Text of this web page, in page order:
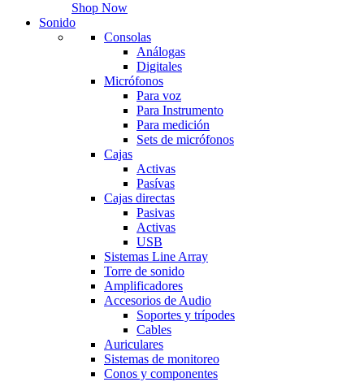
Shop Now
Sonido
Consolas
Análogas
Digitales
Micrófonos
Para voz
Para Instrumento
Para medición
Sets de micrófonos
Cajas
Activas
Pasívas
Cajas directas
Pasivas
Activas
USB
Sistemas Line Array
Torre de sonido
Amplificadores
Accesorios de Audio
Soportes y trípodes
Cables
Auriculares
Sistemas de monitoreo
Conos y componentes